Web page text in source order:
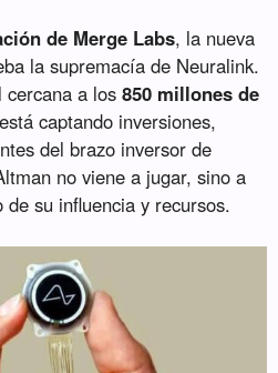
de Merge Labs, la nueva
la supremacía de Neuralink.
cercana a los850 millones de
captando inversiones,
del brazo inversor de
no viene a jugar, sino a
su influencia y recursos.